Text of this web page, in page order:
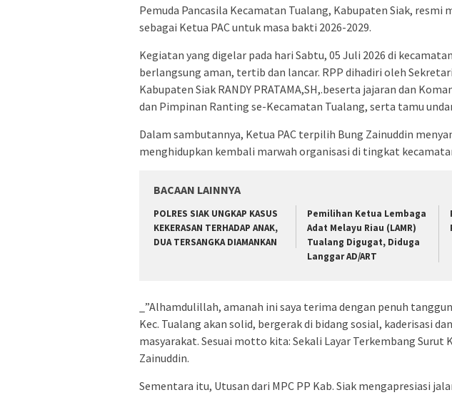
Pemuda Pancasila Kecamatan Tualang, Kabupaten Siak, resmi
sebagai Ketua PAC untuk masa bakti 2026-2029.
Kegiatan yang digelar pada hari Sabtu, 05 Juli 2026 di
berlangsung aman, tertib dan lancar. RPP dihadiri oleh
Kabupaten Siak RANDY PRATAMA,SH,.beserta jajaran dan
dan Pimpinan Ranting se-Kecamatan Tualang, serta tamu
Dalam sambutannya, Ketua PAC terpilih Bung Zainuddin
menghidupkan kembali marwah organisasi di tingkat
BACAAN LAINNYA
POLRES SIAK UNGKAP KASUS
KEKERASAN TERHADAP ANAK,
DUA TERSANGKA DIAMANKAN
Pemilihan Ketua Lembaga
Adat Melayu Riau (LAMR)
Tualang Digugat, Diduga
Langgar AD/ART
_”Alhamdulillah, amanah ini saya terima dengan penuh
Kec. Tualang akan solid, bergerak di bidang sosial, kaderisasi
masyarakat. Sesuai motto kita: Sekali Layar Terkembang Surut
Zainuddin.
Sementara itu, Utusan dari MPC PP Kab. Siak mengapresiasi